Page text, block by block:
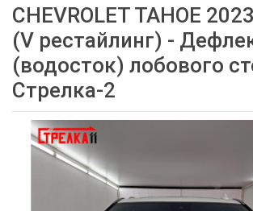
CHEVROLET TAHOE
(V рестайлинг) -
(водосток) лобового
Стрелка-2